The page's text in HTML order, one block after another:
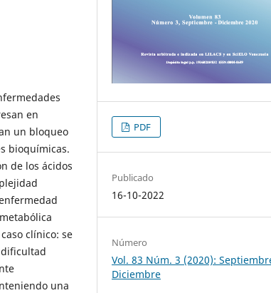
en
un bloqueo
bioquímicas.
de los ácidos
clínico: se
una
PDF
Publicado
16-10-2022
Número
Vol. 83 Núm. 3 (2020):
Diciembre